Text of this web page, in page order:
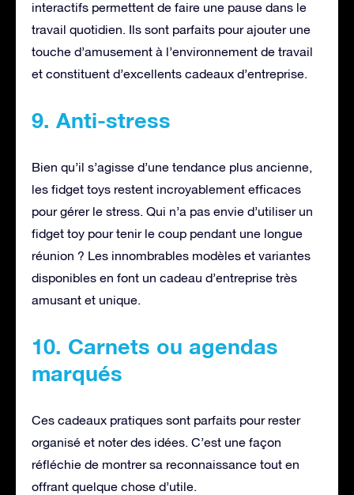
interactifs permettent de faire une pause dans le
travail quotidien. Ils sont parfaits pour ajouter une
touche d’amusement à l’environnement de travail
et constituent d’excellents cadeaux d’entreprise.
9. Anti-stress
Bien qu’il s’agisse d’une tendance plus ancienne,
les fidget toys restent incroyablement efficaces
pour gérer le stress. Qui n’a pas envie d’utiliser un
fidget toy pour tenir le coup pendant une longue
réunion ? Les innombrables modèles et variantes
disponibles en font un cadeau d’entreprise très
amusant et unique.
10. Carnets ou agendas
marqués
Ces cadeaux pratiques sont parfaits pour rester
organisé et noter des idées. C’est une façon
réfléchie de montrer sa reconnaissance tout en
offrant quelque chose d’utile.